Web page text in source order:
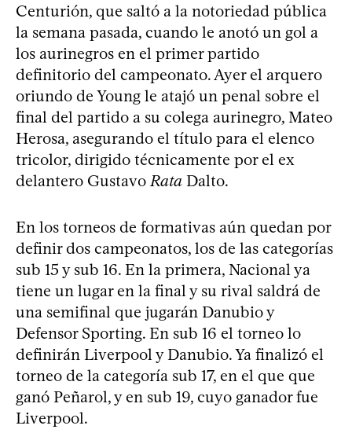
Centurión, que saltó a la notoriedad pública
la semana pasada, cuando le anotó un gol a
los aurinegros en el primer partido
definitorio del campeonato. Ayer el arquero
oriundo de Young le atajó un penal sobre el
final del partido a su colega aurinegro, Mateo
Herosa, asegurando el título para el elenco
tricolor, dirigido técnicamente por el ex
delantero GustavoRata Dalto.
En los torneos de formativas aún quedan por
definir dos campeonatos, los de las categorías
sub 15 y sub 16. En la primera, Nacional ya
tiene un lugar en la final y su rival saldrá de
una semifinal que jugarán Danubio y
Defensor Sporting. En sub 16 el torneo lo
definirán Liverpool y Danubio. Ya finalizó el
torneo de la categoría sub 17, en el que que
ganó Peñarol, y en sub 19, cuyo ganador fue
Liverpool.